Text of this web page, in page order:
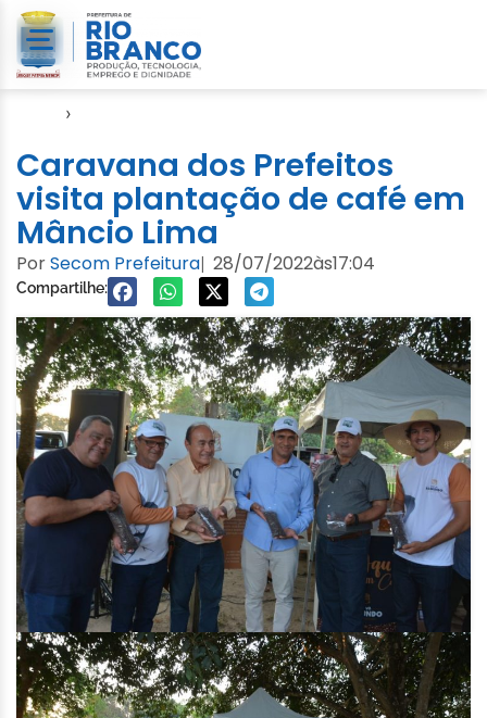
›
Caravana dos Prefeitos
visita plantação de café em
Mâncio Lima
PorSecom Prefeitura| 28/07/2022às17:04
Compartilhe: